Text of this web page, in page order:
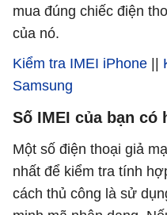
mua đúng chiếc điện
của nó.
Kiểm tra IMEI iPhone ||
Samsung
Số IMEI của bạn có
Một số điện thoại giả
nhất để kiểm tra tính
cách thủ công là sử